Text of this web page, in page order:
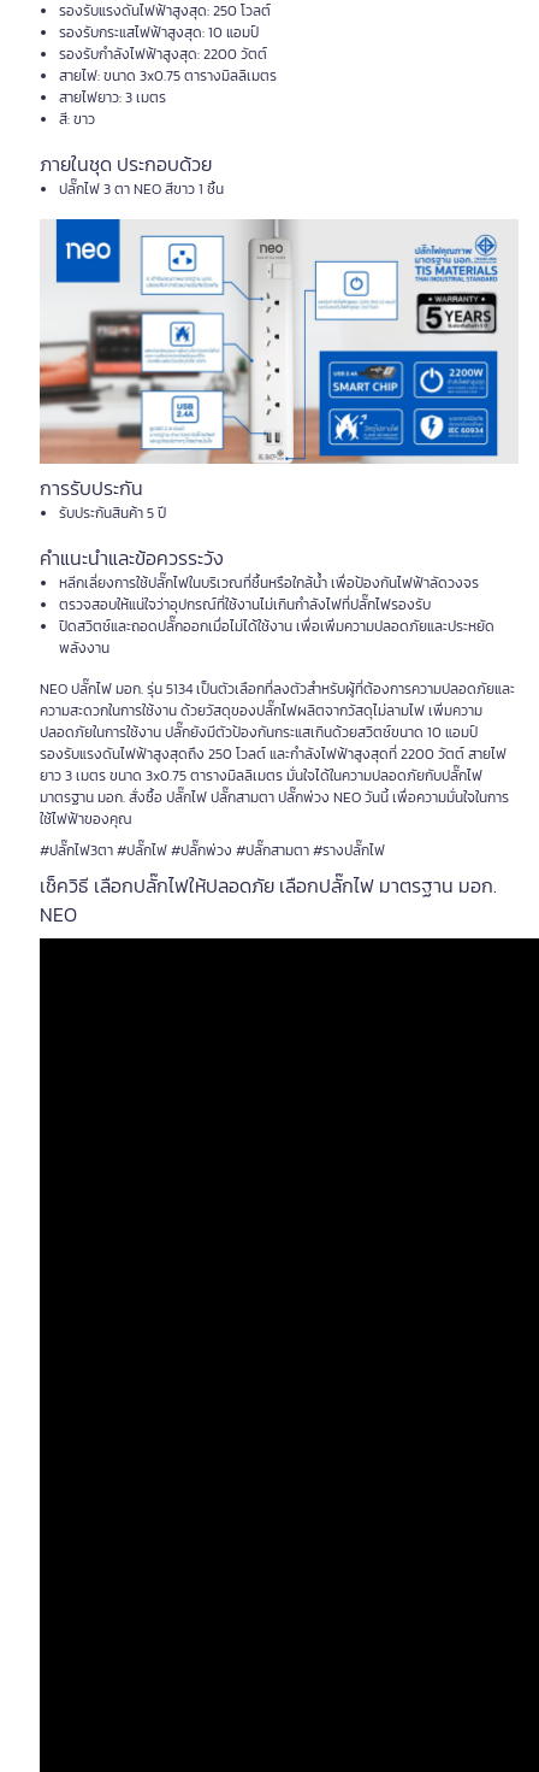
รองรับแรงดันไฟฟ้าสูงสุด: 250 โวลต์
รองรับกระแสไฟฟ้าสูงสุด: 10 แอมป์
รองรับกำลังไฟฟ้าสูงสุด: 2200 วัตต์
สายไฟ: ขนาด 3x0.75 ตารางมิลลิเมตร
สายไฟยาว: 3 เมตร
สี: ขาว
ภายในชุด ประกอบด้วย
ปลั๊กไฟ 3 ตา NEO สีขาว 1 ชิ้น
การรับประกัน
รับประกันสินค้า 5 ปี
คำแนะนำและข้อควรระวัง
หลีกเลี่ยงการใช้ปลั๊กไฟในบริเวณที่ชื้นหรือใกล้น้ำ เพื่อป้องกันไฟฟ้าลัดวงจร
ตรวจสอบให้แน่ใจว่าอุปกรณ์ที่ใช้งานไม่เกินกำลังไฟที่ปลั๊กไฟรองรับ
ปิดสวิตช์และถอดปลั๊กออกเมื่อไม่ได้ใช้งาน เพื่อเพิ่มความปลอดภัยและประหยัด
พลังงาน
NEO ปลั๊กไฟ มอก. รุ่น 5134 เป็นตัวเลือกที่ลงตัวสำหรับผู้ที่ต้องการความปลอดภัยและ
ความสะดวกในการใช้งาน ด้วยวัสดุของปลั๊กไฟผลิตจากวัสดุไม่ลามไฟ เพิ่มความ
ปลอดภัยในการใช้งาน ปลั๊กยังมีตัวป้องกันกระแสเกินด้วยสวิตช์ขนาด 10 แอมป์
รองรับแรงดันไฟฟ้าสูงสุดถึง 250 โวลต์ และกำลังไฟฟ้าสูงสุดที่ 2200 วัตต์ สายไฟ
ยาว 3 เมตร ขนาด 3x0.75 ตารางมิลลิเมตร มั่นใจได้ในความปลอดภัยกับปลั๊กไฟ
มาตรฐาน มอก. สั่งซื้อ ปลั๊กไฟ ปลั๊กสามตา ปลั๊กพ่วง NEO วันนี้ เพื่อความมั่นใจในการ
ใช้ไฟฟ้าของคุณ
#ปลั๊กไฟ3ตา #ปลั๊กไฟ #ปลั๊กพ่วง #ปลั๊กสามตา #รางปลั๊กไฟ
เช็ควิธี เลือกปลั๊กไฟให้ปลอดภัย เลือกปลั๊กไฟ มาตรฐาน มอก.
NEO